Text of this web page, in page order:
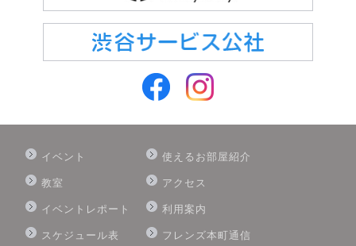
イベント
教室
イベントレポート
スケジュール表
使えるお部屋紹介
アクセス
利用案内
フレンズ本町通信